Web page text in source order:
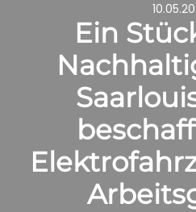
Ein